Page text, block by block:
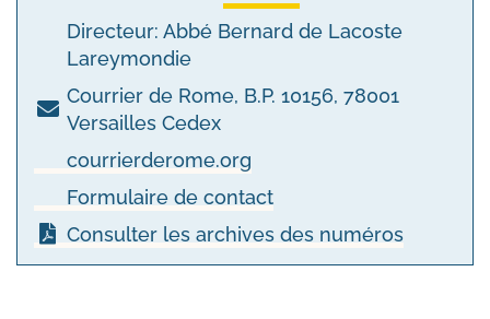
Directeur: Abbé Bernard de Lacoste
Lareymondie
Courrier de Rome, B.P. 10156, 78001
Versailles Cedex
courrierderome.org
Formulaire de contact
Consulter les archives des numéros